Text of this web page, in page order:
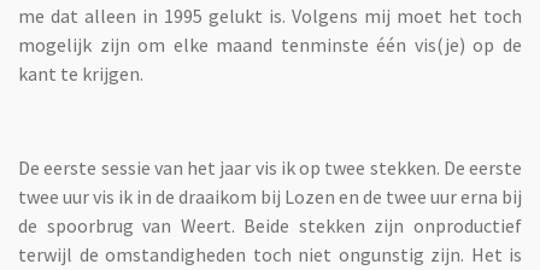
me dat alleen in 1995 gelukt is. Volgens mij moet het toch
mogelijk zijn om elke maand tenminste één vis(je) op de
kant te krijgen.
De eerste sessie van het jaar vis ik op twee stekken. De eerste
twee uur vis ik in de draaikom bij Lozen en de twee uur erna bij
de spoorbrug van Weert. Beide stekken zijn onproductief
terwijl de omstandigheden toch niet ongunstig zijn. Het is